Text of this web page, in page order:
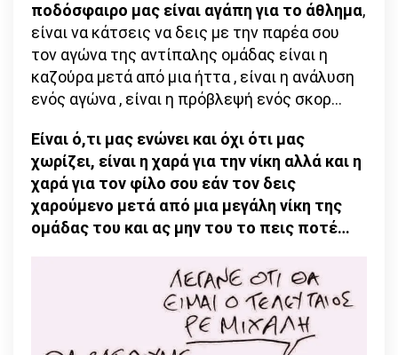
ποδόσφαιρο μας είναι αγάπη για το άθλημα,
είναι να κάτσεις να δεις με την παρέα σου
τον αγώνα της αντίπαλης ομάδας είναι η
καζούρα μετά από μια ήττα , είναι η ανάλυση
ενός αγώνα , είναι η πρόβλεψή ενός σκορ…
Είναι ό,τι μας ενώνει και όχι ότι μας
χωρίζει, είναι η χαρά για την νίκη αλλά και η
χαρά για τον φίλο σου εάν τον δεις
χαρούμενο μετά από μια μεγάλη νίκη της
ομάδας του και ας μην του το πεις ποτέ…